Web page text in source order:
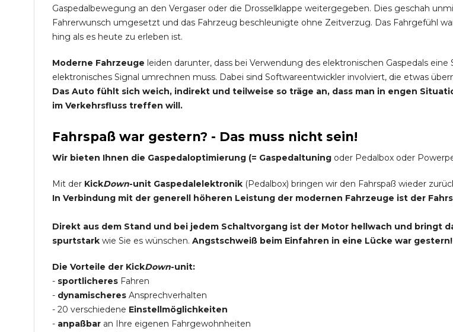
Gaspedalbewegung an den Vergaser oder die Drosselklappe weitergegeben. Dies geschah
Fahrerwunsch umgesetzt und das Fahrzeug beschleunigte ohne Zeitverzug. Das Fahrgefühl
hing als es heute zu erleben ist.
Moderne Fahrzeuge leiden darunter, dass bei Verwendung des elektronischen Gaspedals
elektronisches Signal umrechnen muss. Dabei sind Softwareentwickler involviert, die etwas
Das Auto fühlt sich weich, indirekt und teilweise so träge an, dass man in engen
im Verkehrsfluss treffen will.
Fahrspaß war gestern? - Das muss nicht sein!
Wir bieten Ihnen die Gaspedaloptimierung (= Gaspedaltuning oder Pedalbox oder
Mit der KickDown-unit Gaspedalelektronik (Pedalbox) bringen wir den Fahrspaß wieder
In Verbindung mit der generell höheren Leistung der modernen Fahrzeuge ist der
Direkt aus dem Stand und bei jedem Schaltvorgang ist der Motor hellwach und bringt
spurtstark wie Sie es wünschen. Angstschweiß beim Einfahren in eine Lücke war gestern!
Die Vorteile der KickDown-unit:
- sportlicheres Fahren
- dynamischeres Ansprechverhalten
- 20 verschiedene Einstellmöglichkeiten
- anpaßbar an Ihre eigenen Fahrgewohnheiten